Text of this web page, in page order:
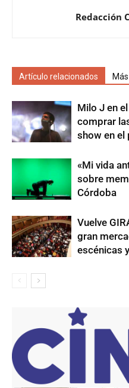
Redacción
Artículo relacionados
Milo J en
comprar
show en el
«Mi vida
sobre
Córdoba
Vuelve
gran
escénicas